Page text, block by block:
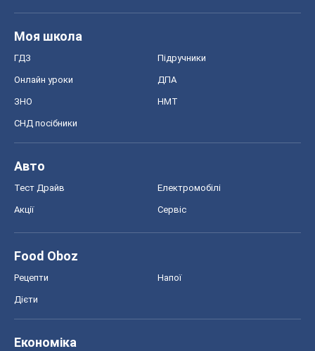
Моя школа
ГДЗ Підручники
Онлайн уроки ДПА
ЗНО НМТ
СНД посібники
Авто
Тест Драйв Електромобілі
Акції Сервіс
Food Oboz
Рецепти Напої
Дієти
Економіка